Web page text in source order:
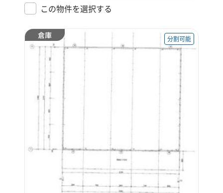
この物件を選択する
倉庫 分割可能